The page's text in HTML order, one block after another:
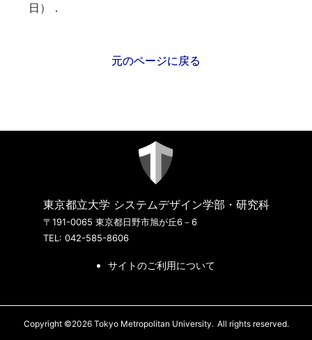
日）．
元のページに戻る
東京都立大学 システムデザイン学部・研究科
〒191-0065 東京都日野市旭が丘6－6
TEL: 042-585-8606
サイトのご利用について
Copyright ©2026 Tokyo Metropolitan University. All rights reserved.